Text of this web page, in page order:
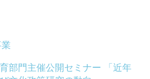
部門主催公開セミナー 「近年